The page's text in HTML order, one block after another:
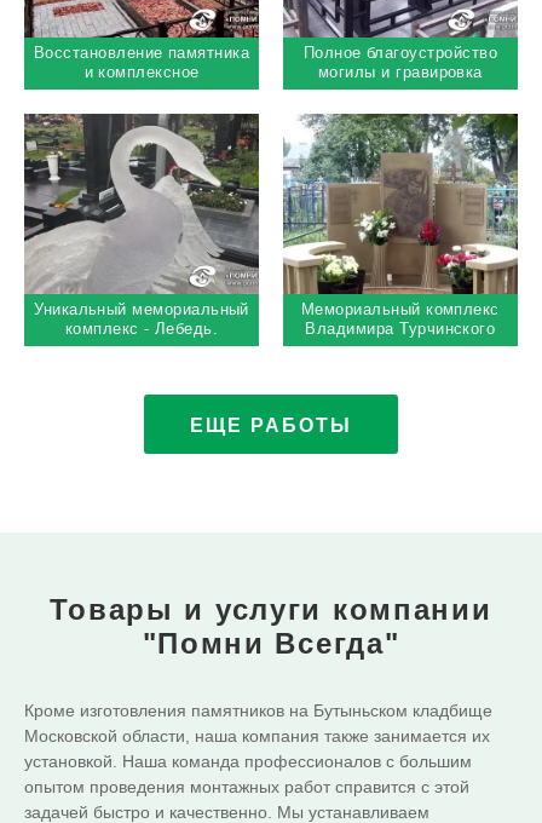
Восстановление памятника
и комплексное
благоустройство старого
места захоронения
Полное благоустройство
могилы и гравировка
портрета с фоном
Уникальный мемориальный
комплекс - Лебедь.
Троекуровское кладбище
Мемориальный комплекс
Владимира Турчинского
ЕЩЕ РАБОТЫ
Товары и услуги компании
"Помни Всегда"
Кроме изготовления памятников на Бутыньском кладбище
Московской области, наша компания также занимается их
установкой. Наша команда профессионалов с большим
опытом проведения монтажных работ справится с этой
задачей быстро и качественно. Мы устанавливаем